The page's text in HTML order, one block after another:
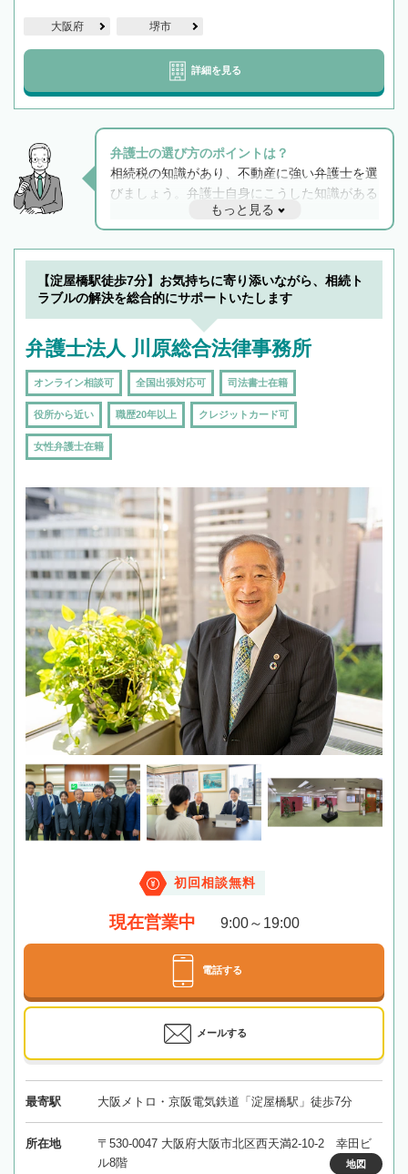
大阪府 堺市
詳細を見る
弁護士の選び方のポイントは？
相続税の知識があり、不動産に強い弁護士を選
びましょう。弁護士自身にこうした知識がある
と他士業との連携もスムーズに進み、トラブル
解決のみならず相続をトータルで任せることが
できます。また、相続は感情がからむ分野なの
でフィーリングも重要です。実際に電話や面談
で複数の弁護士と会話をしてウマが合う方に依
もっと見る
【淀屋橋駅徒歩7分】お気持ちに寄り添いながら、相続ト
ラブルの解決を総合的にサポートいたします
弁護士法人 川原総合法律事務所
オンライン相談可 全国出張対応可 司法書士在籍
役所から近い 職歴20年以上 クレジットカード可
女性弁護士在籍
初回相談無料
現在営業中 9:00～19:00
電話する
メールする
最寄駅 大阪メトロ・京阪電気鉄道「淀屋橋駅」徒歩7分
所在地
〒530-0047 大阪府大阪市北区西天満2-10-2 幸田ビ
ル8階
地図